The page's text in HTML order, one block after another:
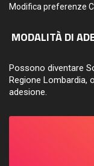
Modifica preferenze
MODALITÀ DI
Possono diventare
Regione Lombardia,
adesione.